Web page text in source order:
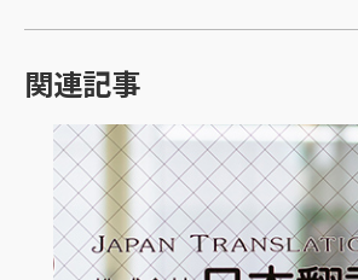
関連記事